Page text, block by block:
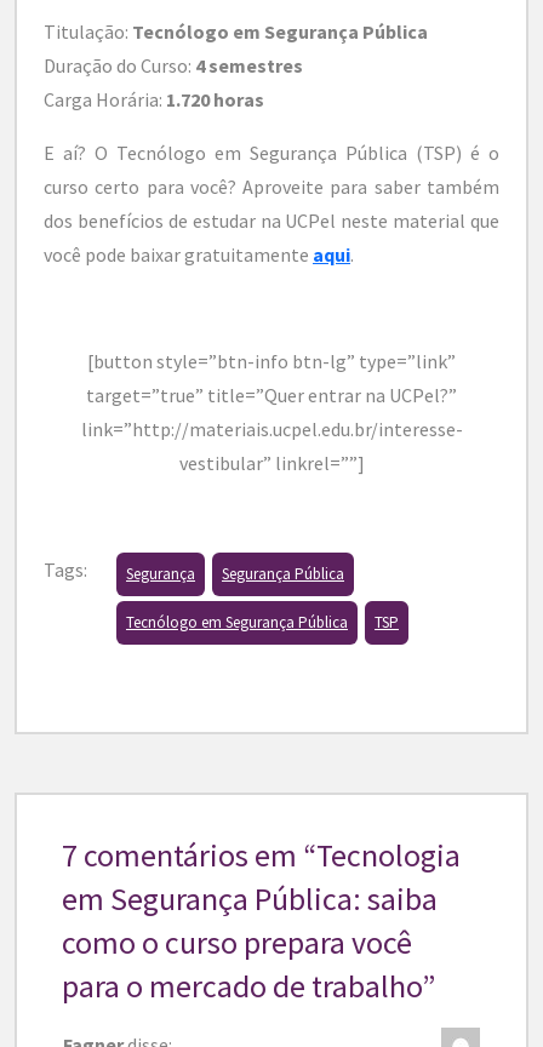
Titulação: Tecnólogo em Segurança Pública
Duração do Curso: 4 semestres
Carga Horária: 1.720 horas
E aí? O Tecnólogo em Segurança Pública (TSP) é o
curso certo para você? Aproveite para saber também
dos benefícios de estudar na UCPel neste material que
você pode baixar gratuitamente aqui.
[button style=”btn-info btn-lg” type=”link”
target=”true” title=”Quer entrar na UCPel?”
link=”http://materiais.ucpel.edu.br/interesse-
vestibular” linkrel=””]
Tags: Segurança Segurança Pública
Tecnólogo em Segurança Pública TSP
7 comentários em “Tecnologia
em Segurança Pública: saiba
como o curso prepara você
para o mercado de trabalho”